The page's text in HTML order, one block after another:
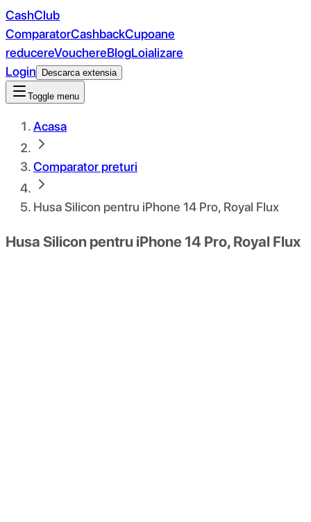
CashClub
ComparatorCashbackCupoane
reducereVouchereBlogLoializare
Login
Descarca extensia
Toggle menu
Acasa
Comparator preturi
Husa Silicon pentru iPhone 14 Pro, Royal Flux
Husa Silicon pentru iPhone 14 Pro, Royal Flux